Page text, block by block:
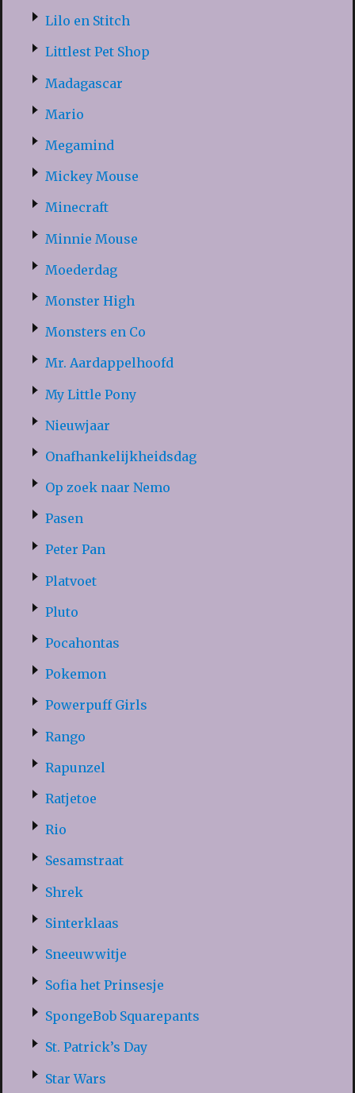
Lilo en Stitch
Littlest Pet Shop
Madagascar
Mario
Megamind
Mickey Mouse
Minecraft
Minnie Mouse
Moederdag
Monster High
Monsters en Co
Mr. Aardappelhoofd
My Little Pony
Nieuwjaar
Onafhankelijkheidsdag
Op zoek naar Nemo
Pasen
Peter Pan
Platvoet
Pluto
Pocahontas
Pokemon
Powerpuff Girls
Rango
Rapunzel
Ratjetoe
Rio
Sesamstraat
Shrek
Sinterklaas
Sneeuwwitje
Sofia het Prinsesje
SpongeBob Squarepants
St. Patrick’s Day
Star Wars